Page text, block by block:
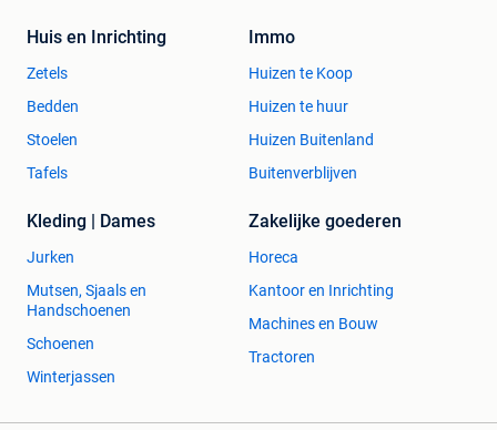
Huis en Inrichting
Zetels
Bedden
Stoelen
Tafels
Immo
Huizen te Koop
Huizen te huur
Huizen Buitenland
Buitenverblijven
Kleding | Dames
Jurken
Mutsen, Sjaals en
Handschoenen
Schoenen
Winterjassen
Zakelijke goederen
Horeca
Kantoor en Inrichting
Machines en Bouw
Tractoren